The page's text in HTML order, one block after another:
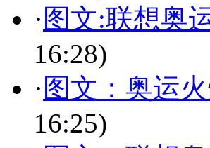
· 图文:联想奥
16:28)
· 图文：奥运
16:25)